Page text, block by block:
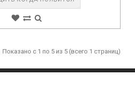
Показано с 1 по 5 из 5 (всего 1 страниц)